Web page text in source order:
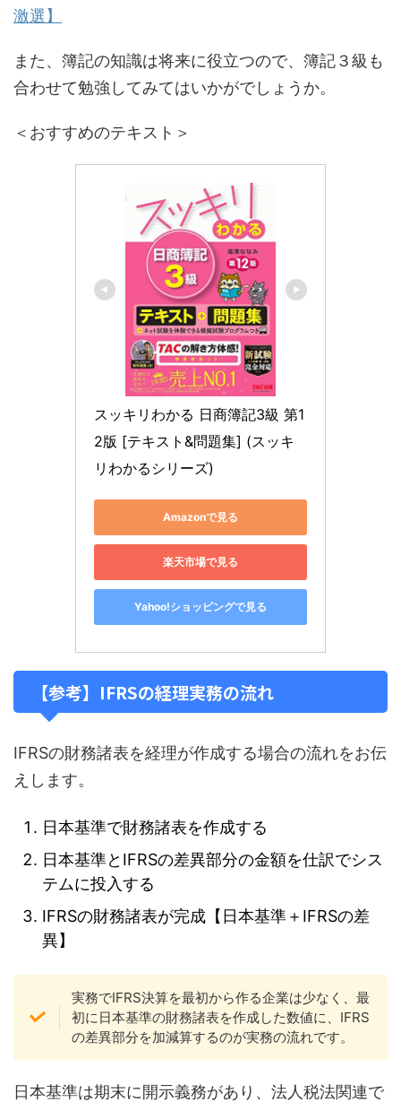
激選】
また、簿記の知識は将来に役立つので、簿記３級も
合わせて勉強してみてはいかがでしょうか。
＜おすすめのテキスト＞
スッキリわかる 日商簿記3級 第1
2版 [テキスト&問題集] (スッキ
リわかるシリーズ)
Amazonで見る
楽天市場で見る
Yahoo!ショッピングで見る
【参考】IFRSの経理実務の流れ
IFRSの財務諸表を経理が作成する場合の流れをお伝
えします。
日本基準で財務諸表を作成する
日本基準とIFRSの差異部分の金額を仕訳でシス
テムに投入する
IFRSの財務諸表が完成【日本基準＋IFRSの差
異】
実務でIFRS決算を最初から作る企業は少なく、最
初に日本基準の財務諸表を作成した数値に、IFRS
の差異部分を加減算するのが実務の流れです。
日本基準は期末に開示義務があり、法人税法関連で